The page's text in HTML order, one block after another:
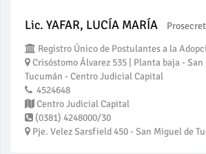
Lic. YAFAR, LUCÍA MARÍA
Registro Único de Postulantes a la
Crisóstomo Álvarez 535 | Planta baja -
Tucumán - Centro Judicial Capital
4524648
Centro Judicial Capital
(0381) 4248000/30
Pje. Velez Sarsfield 450 - San Miguel de